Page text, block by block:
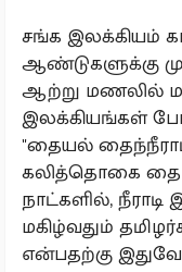
சங்க இலக்கியம்
ஆண்டுகளுக்கு
ஆற்று மணலில்
இலக்கியங்கள்
"தையல்
கலித்தொகை தை
நாட்களில்,
மகிழ்வதும்
என்பதற்கு